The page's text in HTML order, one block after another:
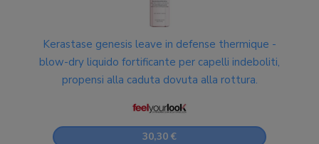
Kerastase genesis leave in defense thermique -
blow-dry liquido fortificante per capelli indeboliti,
propensi alla caduta dovuta alla rottura.
30,30 €